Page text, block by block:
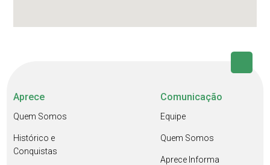
Aprece
Quem Somos
Histórico e
Conquistas
Comunicação
Equipe
Quem Somos
Aprece Informa